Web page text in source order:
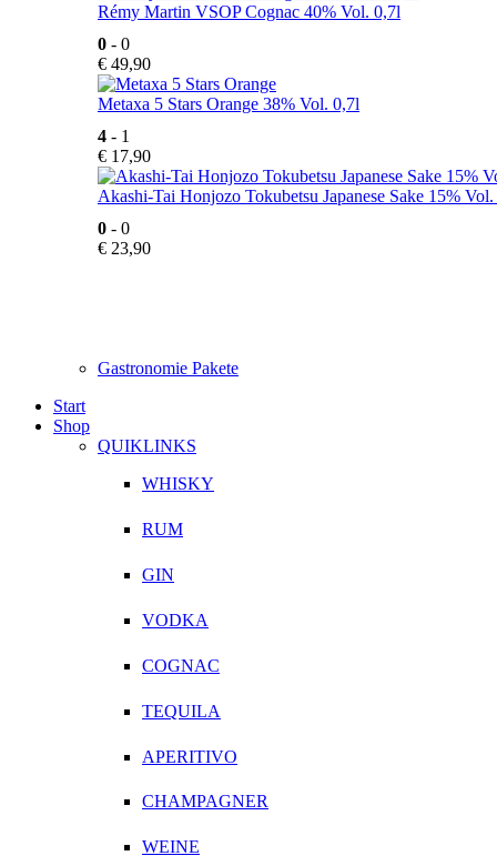
Rémy Martin VSOP Cognac 40% Vol. 0,7l
0 - 0
€ 49,90
Metaxa 5 Stars Orange 38% Vol. 0,7l
4 - 1
€ 17,90
Akashi-Tai Honjozo Tokubetsu Japanese Sake 15%
0 - 0
€ 23,90
Gastronomie Pakete
Start
Shop
QUIKLINKS
WHISKY
RUM
GIN
VODKA
COGNAC
TEQUILA
APERITIVO
CHAMPAGNER
WEINE